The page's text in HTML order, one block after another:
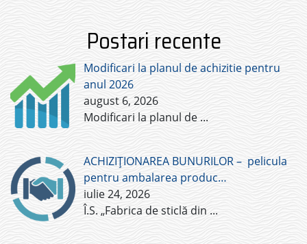
Postari recente
Modificari la planul de achizitie pentru
anul 2026
august 6, 2026
Modificari la planul de ...
ACHIZIȚIONAREA BUNURILOR – pelicula
pentru ambalarea produc…
iulie 24, 2026
Î.S. „Fabrica de sticlă din ...